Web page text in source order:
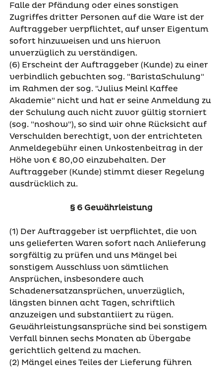
Falle der Pfändung oder eines sonstigen
Zugriffes dritter Personen auf die Ware ist der
Auftraggeber verpflichtet, auf unser Eigentum
sofort hinzuweisen und uns hiervon
unverzüglich zu verständigen.
(6) Erscheint der Auftraggeber (Kunde) zu einer
verbindlich gebuchten sog. "BaristaSchulung"
im Rahmen der sog. "Julius Meinl Kaffee
Akademie" nicht und hat er seine Anmeldung zu
der Schulung auch nicht zuvor gültig storniert
(sog. "noshow"), so sind wir ohne Rücksicht auf
Verschulden berechtigt, von der entrichteten
Anmeldegebühr einen Unkostenbeitrag in der
Höhe von € 80,00 einzubehalten. Der
Auftraggeber (Kunde) stimmt dieser Regelung
ausdrücklich zu.
§ 6 Gewährleistung
(1) Der Auftraggeber ist verpflichtet, die von
uns gelieferten Waren sofort nach Anlieferung
sorgfältig zu prüfen und uns Mängel bei
sonstigem Ausschluss von sämtlichen
Ansprüchen, insbesondere auch
Schadenersatzansprüchen, unverzüglich,
längsten binnen acht Tagen, schriftlich
anzuzeigen und substantiiert zu rügen.
Gewährleistungsansprüche sind bei sonstigem
Verfall binnen sechs Monaten ab Übergabe
gerichtlich geltend zu machen.
(2) Mängel eines Teiles der Lieferung führen